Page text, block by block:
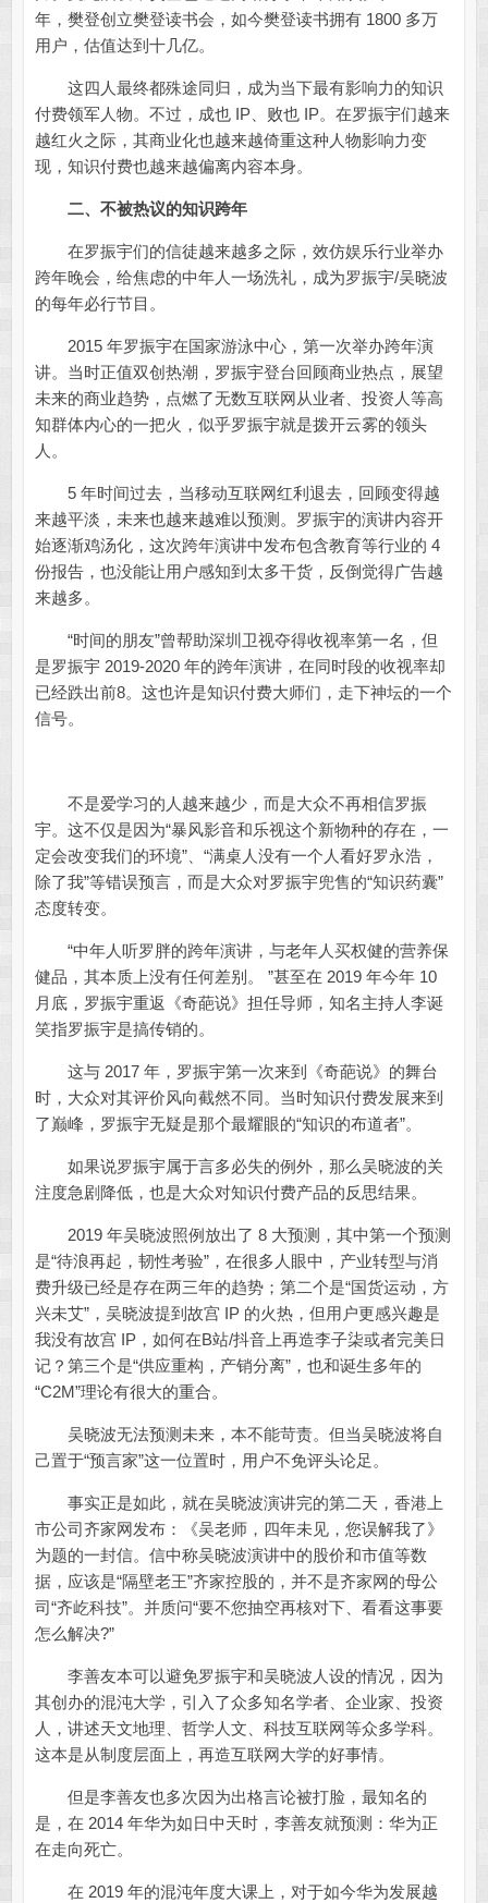
年，樊登创立樊登读书会，如今樊登读书拥有 1800 多万
用户，估值达到十几亿。
这四人最终都殊途同归，成为当下最有影响力的知识
付费领军人物。不过，成也 IP、败也 IP。在罗振宇们越来
越红火之际，其商业化也越来越倚重这种人物影响力变
现，知识付费也越来越偏离内容本身。
二、不被热议的知识跨年
在罗振宇们的信徒越来越多之际，效仿娱乐行业举办
跨年晚会，给焦虑的中年人一场洗礼，成为罗振宇/吴晓波
的每年必行节目。
2015 年罗振宇在国家游泳中心，第一次举办跨年演
讲。当时正值双创热潮，罗振宇登台回顾商业热点，展望
未来的商业趋势，点燃了无数互联网从业者、投资人等高
知群体内心的一把火，似乎罗振宇就是拨开云雾的领头
人。
5 年时间过去，当移动互联网红利退去，回顾变得越
来越平淡，未来也越来越难以预测。罗振宇的演讲内容开
始逐渐鸡汤化，这次跨年演讲中发布包含教育等行业的 4
份报告，也没能让用户感知到太多干货，反倒觉得广告越
来越多。
“时间的朋友”曾帮助深圳卫视夺得收视率第一名，但
是罗振宇 2019-2020 年的跨年演讲，在同时段的收视率却
已经跌出前8。这也许是知识付费大师们，走下神坛的一个
信号。
不是爱学习的人越来越少，而是大众不再相信罗振
宇。这不仅是因为“暴风影音和乐视这个新物种的存在，一
定会改变我们的环境”、“满桌人没有一个人看好罗永浩，
除了我”等错误预言，而是大众对罗振宇兜售的“知识药囊”
态度转变。
“中年人听罗胖的跨年演讲，与老年人买权健的营养保
健品，其本质上没有任何差别。 ”甚至在 2019 年今年 10
月底，罗振宇重返《奇葩说》担任导师，知名主持人李诞
笑指罗振宇是搞传销的。
这与 2017 年，罗振宇第一次来到《奇葩说》的舞台
时，大众对其评价风向截然不同。当时知识付费发展来到
了巅峰，罗振宇无疑是那个最耀眼的“知识的布道者”。
如果说罗振宇属于言多必失的例外，那么吴晓波的关
注度急剧降低，也是大众对知识付费产品的反思结果。
2019 年吴晓波照例放出了 8 大预测，其中第一个预测
是“待浪再起，韧性考验”，在很多人眼中，产业转型与消
费升级已经是存在两三年的趋势；第二个是“国货运动，方
兴未艾”，吴晓波提到故宫 IP 的火热，但用户更感兴趣是
我没有故宫 IP，如何在B站/抖音上再造李子柒或者完美日
记？第三个是“供应重构，产销分离”，也和诞生多年的
“C2M”理论有很大的重合。
吴晓波无法预测未来，本不能苛责。但当吴晓波将自
己置于“预言家”这一位置时，用户不免评头论足。
事实正是如此，就在吴晓波演讲完的第二天，香港上
市公司齐家网发布：《吴老师，四年未见，您误解我了》
为题的一封信。信中称吴晓波演讲中的股价和市值等数
据，应该是“隔壁老王”齐家控股的，并不是齐家网的母公
司“齐屹科技”。并质问“要不您抽空再核对下、看看这事要
怎么解决?”
李善友本可以避免罗振宇和吴晓波人设的情况，因为
其创办的混沌大学，引入了众多知名学者、企业家、投资
人，讲述天文地理、哲学人文、科技互联网等众多学科。
这本是从制度层面上，再造互联网大学的好事情。
但是李善友也多次因为出格言论被打脸，最知名的
是，在 2014 年华为如日中天时，李善友就预测：华为正
在走向死亡。
在 2019 年的混沌年度大课上，对于如今华为发展越